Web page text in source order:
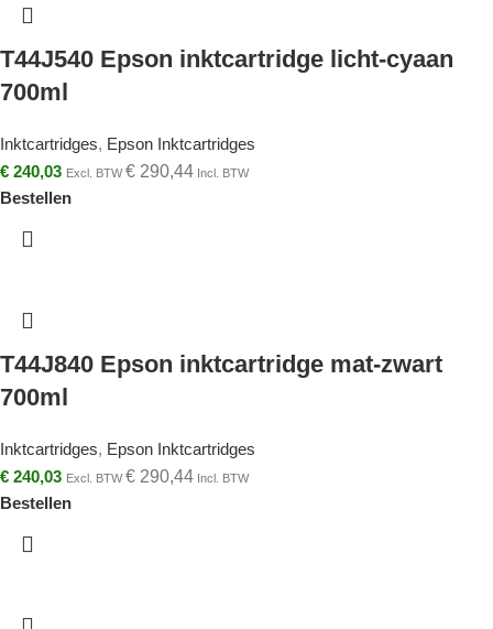
T44J540 Epson inktcartridge licht-cyaan
700ml
Inktcartridges, Epson Inktcartridges
€ 240,03 Excl. BTW€ 290,44 Incl. BTW
Bestellen
T44J840 Epson inktcartridge mat-zwart
700ml
Inktcartridges, Epson Inktcartridges
€ 240,03 Excl. BTW€ 290,44 Incl. BTW
Bestellen